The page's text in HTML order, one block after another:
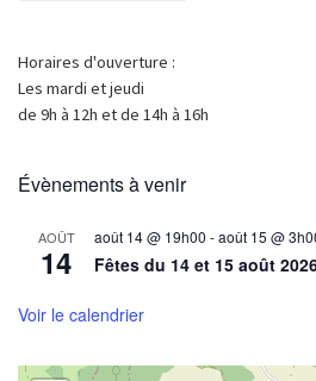
Horaires d'ouverture :
Les mardi et jeudi
de 9h à 12h et de 14h à 16h
Évènements à venir
AOÛT
14
août 14 @ 19h00 -août 15 @
Fêtes du 14 et 15 août
Voir le calendrier